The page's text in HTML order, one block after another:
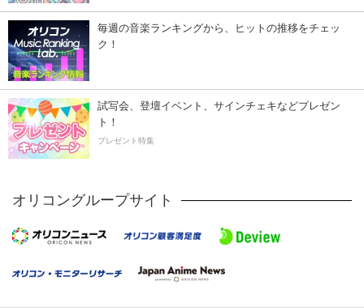
毎週の音楽ランキングから、ヒットの推移をチェッ
ク！
試写会、登壇イベント、サインチェキなどプレゼン
ト！
プレゼント特集
オリコングループサイト